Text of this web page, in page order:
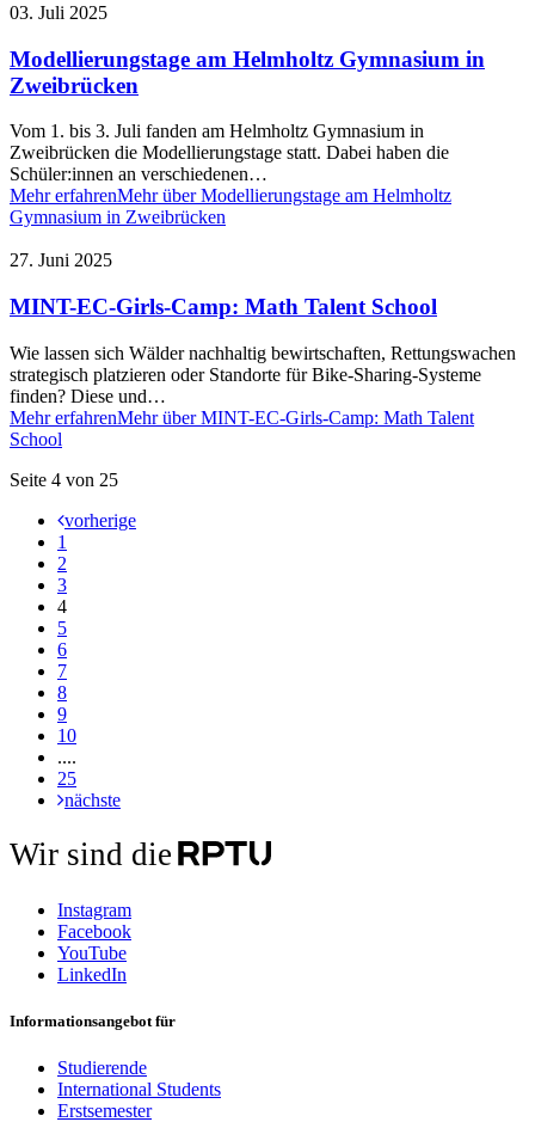
03. Juli 2025
Modellierungstage am Helmholtz Gymnasium in
Zweibrücken
Vom 1. bis 3. Juli fanden am Helmholtz Gymnasium in
Zweibrücken die Modellierungstage statt. Dabei haben die
Schüler:innen an verschiedenen…
Mehr erfahrenMehr über Modellierungstage am Helmholtz
Gymnasium in Zweibrücken
27. Juni 2025
MINT-EC-Girls-Camp: Math Talent School
Wie lassen sich Wälder nachhaltig bewirtschaften, Rettungswachen
strategisch platzieren oder Standorte für Bike-Sharing-Systeme
finden? Diese und…
Mehr erfahrenMehr über MINT-EC-Girls-Camp: Math Talent
School
Seite 4 von 25
vorherige
1
2
3
4
5
6
7
8
9
10
....
25
nächste
Wir sind die
Instagram
Facebook
YouTube
LinkedIn
Informationsangebot für
Studierende
International Students
Erstsemester